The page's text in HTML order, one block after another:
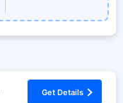
Get Details